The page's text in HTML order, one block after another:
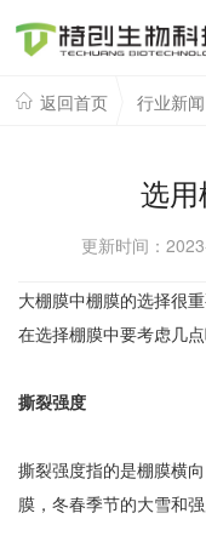
返回首页 行业新闻
选
更新时间：
大棚膜中棚膜的选择很
在选择棚膜中要考虑几
撕裂强度
撕裂强度指的是棚膜横
膜，冬春季节的大雪和